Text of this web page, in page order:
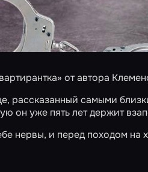
от автора
рассказанный самыми
он уже пять лет держит
нервы, и перед походом на